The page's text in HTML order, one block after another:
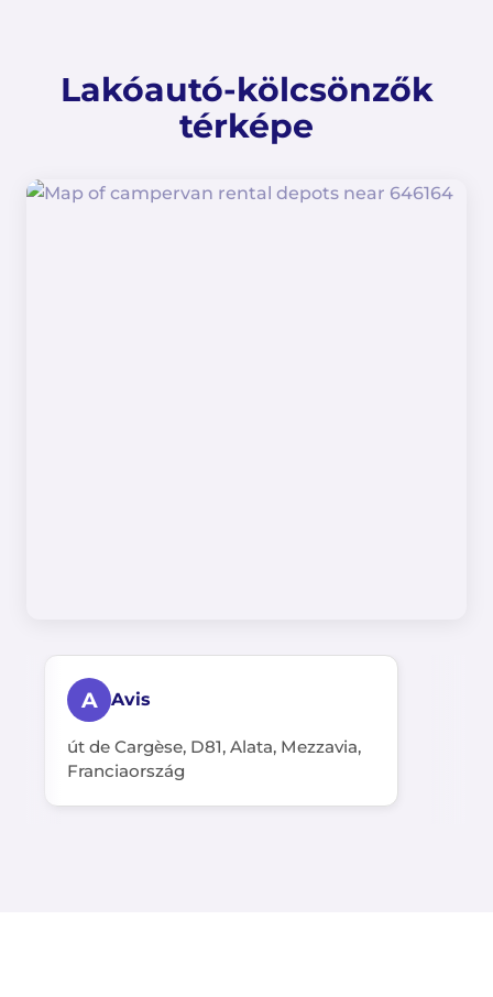
Lakóautó-kölcsönzők
térképe
A Avis
út de Cargèse, D81, Alata, Mezzavia,
Franciaország